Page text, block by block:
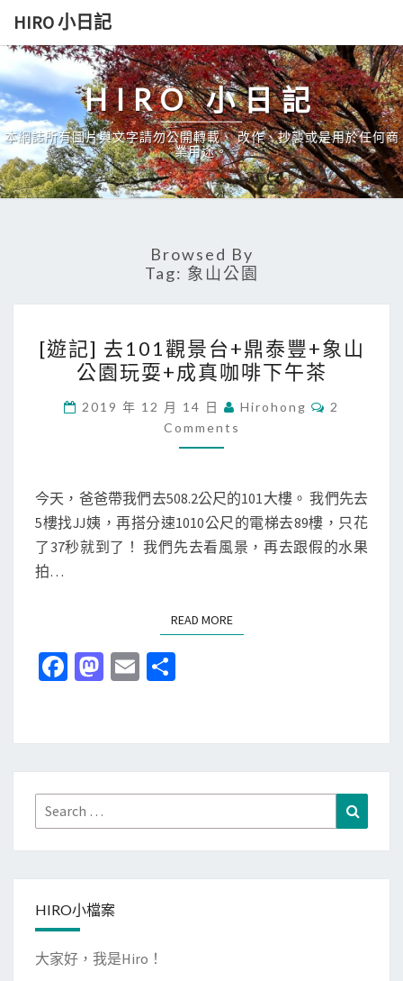
Skip
content
HIRO 小日記
HIRO 小日記
本網誌所有圖片與文字請勿公開轉載、 改作、抄襲或是用於任何商
業用途。
Browsed By
Tag: 象山公園
遊
記
]
去
1
1
觀
景
鼎
山
公
園
[遊記] 去101觀景台+鼎泰豐+象山
公園玩耍+成真咖啡下午茶
2019 年 12 月 14 日 Hirohong
C
T
S
2
Comments
今天，爸爸帶我們去508.2公尺的101大樓。 我們先去
5樓找JJ姨，再搭分速1010公尺的電梯去89樓，只花
了37秒就到了！ 我們先去看風景，再去跟假的水果
拍…
READ MOREREAD MORE
Fa
o
o
k
M
d
o
E
l
Search
for:
HIRO小檔案
大家好，我是Hiro！